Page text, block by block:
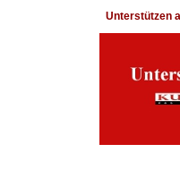
Unterstützen